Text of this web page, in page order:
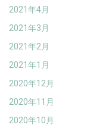
2021年4月
2021年3月
2021年2月
2021年1月
2020年12月
2020年11月
2020年10月